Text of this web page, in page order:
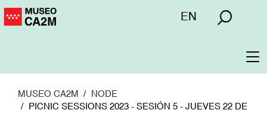
Pasar
Menú
EN
MUSEO CA2M
NODE
PICNIC SESSIONS 2023 - SESIÓN 5 - JUEVES 22 DE